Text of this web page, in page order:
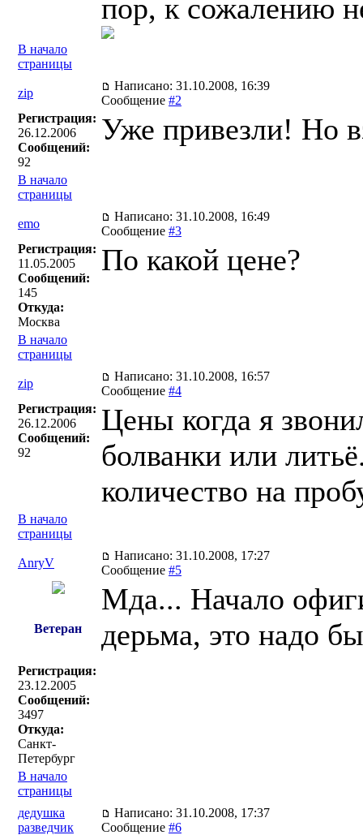
пор, к сожалению
В начало
страницы
zip
Написано: 31.10.2008, 16:39
Сообщение #2
Регистрация:
26.12.2006
Сообщений:
92
Уже привезли! Но
В начало
страницы
emo
Написано: 31.10.2008, 16:49
Сообщение #3
Регистрация:
11.05.2005
Сообщений:
145
Откуда:
Москва
По какой цене?
В начало
страницы
zip
Написано: 31.10.2008, 16:57
Сообщение #4
Регистрация:
26.12.2006
Сообщений:
92
Цены когда я
болванки или
количество на
В начало
страницы
AnryV
Написано: 31.10.2008, 17:27
Сообщение #5
Ветеран
Регистрация:
23.12.2005
Сообщений:
3497
Откуда:
Санкт-
Петербург
Мда... Начало
дерьма, это надо
В начало
страницы
дедушка
разведчик
Написано: 31.10.2008, 17:37
Сообщение #6